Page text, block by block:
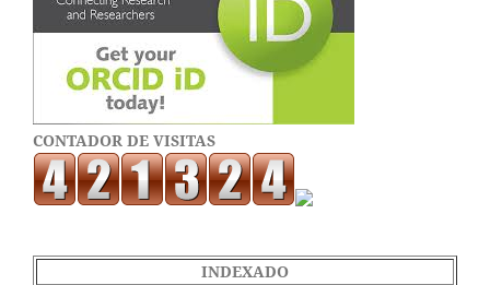
CONTADOR DE VISITAS
INDEXADO